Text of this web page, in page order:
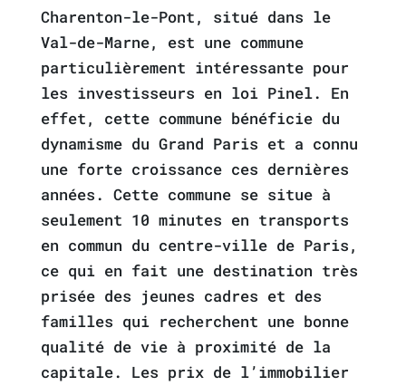
Charenton-le-Pont, situé dans le
Val-de-Marne, est une commune
particulièrement intéressante pour
les investisseurs en loi Pinel. En
effet, cette commune bénéficie du
dynamisme du Grand Paris et a connu
une forte croissance ces dernières
années. Cette commune se situe à
seulement 10 minutes en transports
en commun du centre-ville de Paris,
ce qui en fait une destination très
prisée des jeunes cadres et des
familles qui recherchent une bonne
qualité de vie à proximité de la
capitale. Les prix de l’immobilier